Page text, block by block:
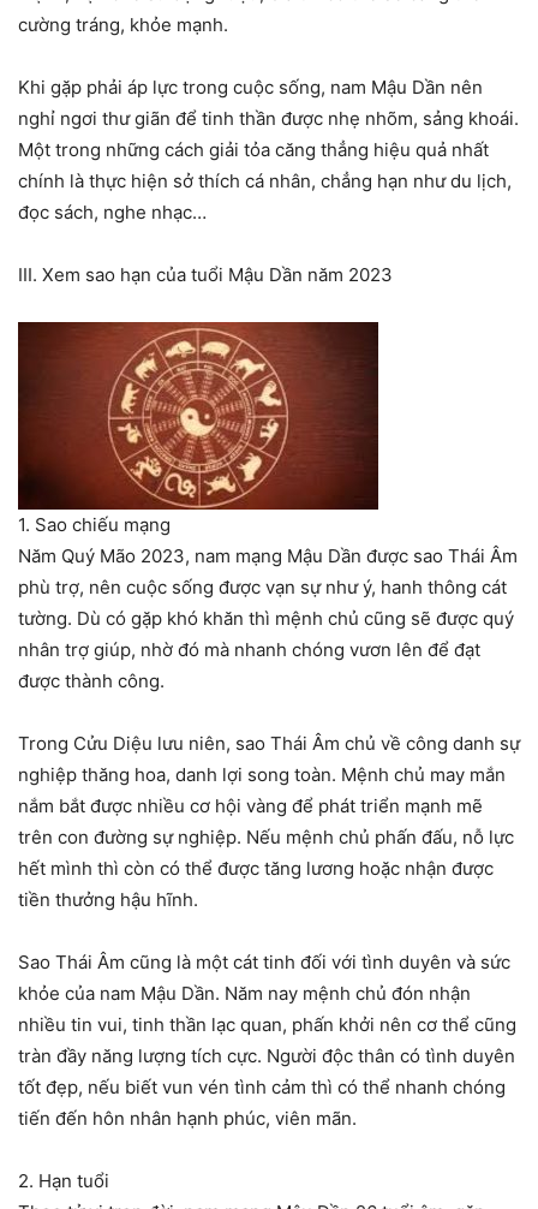
cường tráng, khỏe mạnh.
Khi gặp phải áp lực trong cuộc sống, nam Mậu Dần nên
nghỉ ngơi thư giãn để tinh thần được nhẹ nhõm, sảng khoái.
Một trong những cách giải tỏa căng thẳng hiệu quả nhất
chính là thực hiện sở thích cá nhân, chẳng hạn như du lịch,
đọc sách, nghe nhạc…
III. Xem sao hạn của tuổi Mậu Dần năm 2023
1. Sao chiếu mạng
Năm Quý Mão 2023, nam mạng Mậu Dần được sao Thái Âm
phù trợ, nên cuộc sống được vạn sự như ý, hanh thông cát
tường. Dù có gặp khó khăn thì mệnh chủ cũng sẽ được quý
nhân trợ giúp, nhờ đó mà nhanh chóng vươn lên để đạt
được thành công.
Trong Cửu Diệu lưu niên, sao Thái Âm chủ về công danh sự
nghiệp thăng hoa, danh lợi song toàn. Mệnh chủ may mắn
nắm bắt được nhiều cơ hội vàng để phát triển mạnh mẽ
trên con đường sự nghiệp. Nếu mệnh chủ phấn đấu, nỗ lực
hết mình thì còn có thể được tăng lương hoặc nhận được
tiền thưởng hậu hĩnh.
Sao Thái Âm cũng là một cát tinh đối với tình duyên và sức
khỏe của nam Mậu Dần. Năm nay mệnh chủ đón nhận
nhiều tin vui, tinh thần lạc quan, phấn khởi nên cơ thể cũng
tràn đầy năng lượng tích cực. Người độc thân có tình duyên
tốt đẹp, nếu biết vun vén tình cảm thì có thể nhanh chóng
tiến đến hôn nhân hạnh phúc, viên mãn.
2. Hạn tuổi